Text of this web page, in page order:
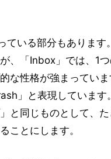
ている部分もありま
、「Inbox」では、1
な性格が強まってい
」と表現していま
と同じものとして、
ことにします。